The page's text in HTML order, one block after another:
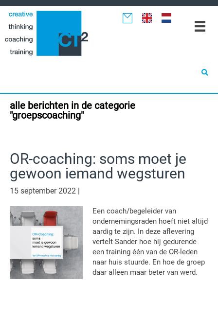
Spring
naar
hoofdnavigatie
Door
naar
Spring
naar
eerste
alle berichten in de categorie
"groepscoaching"
OR-coaching: soms moet je
gewoon iemand wegsturen
15 september 2022 |
Een coach/begeleider van
ondernemingsraden hoeft niet altijd
aardig te zijn. In deze aflevering
vertelt Sander hoe hij gedurende
een training één van de OR-leden
naar huis stuurde. En hoe de groep
daar alleen maar beter van werd.